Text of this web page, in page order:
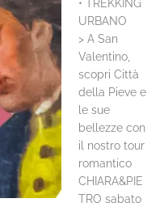
• TREKKING
URBANO
> A San
Valentino,
scopri Città
della Pieve e
le sue
bellezze con
il nostro tour
romantico
CHIARA&PIE
TRO sabato